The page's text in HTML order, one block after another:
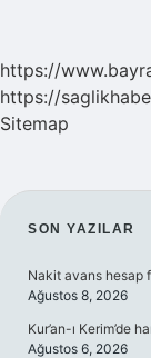
https://
https://
Sitemap
SON YAZILAR
Nakit avans hesap
Ağustos 8, 2026
Kur’an-ı Kerim’de
Ağustos 6, 2026